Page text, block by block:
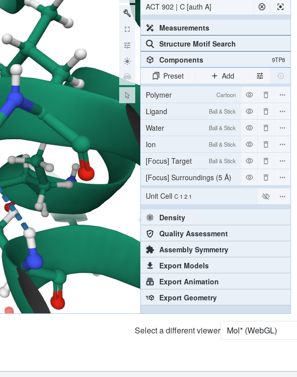
ACT 902 | C [auth A]
Measurements
Structure Motif Search
Components
9TP8
Preset
Add
Polymer
Cartoon
Ligand Ball & Stick
Water Ball & Stick
Ion Ball & Stick
[Focus] Target Ball & Stick
[Focus] Surroundings (5 Å)
Unit Cell C 1 2 1
Density
Quality Assessment
Assembly Symmetry
Export Models
Export Animation
Export Geometry
Select a different viewer